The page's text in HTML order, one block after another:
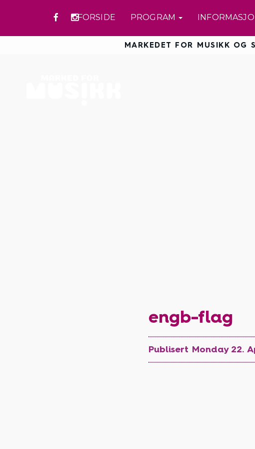
FORSIDE PROGRAM
MARKEDET FOR MUSIKK OG
engb-flag
Publisert Monday 22.